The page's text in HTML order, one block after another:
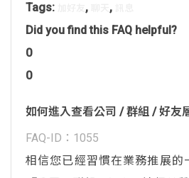
Tags: , ,
Did you find this FAQ helpful?
0
0
如何進入查看公司 / 群組 / 好友
FAQ-ID：1055
相信您已經習慣在業務推展的